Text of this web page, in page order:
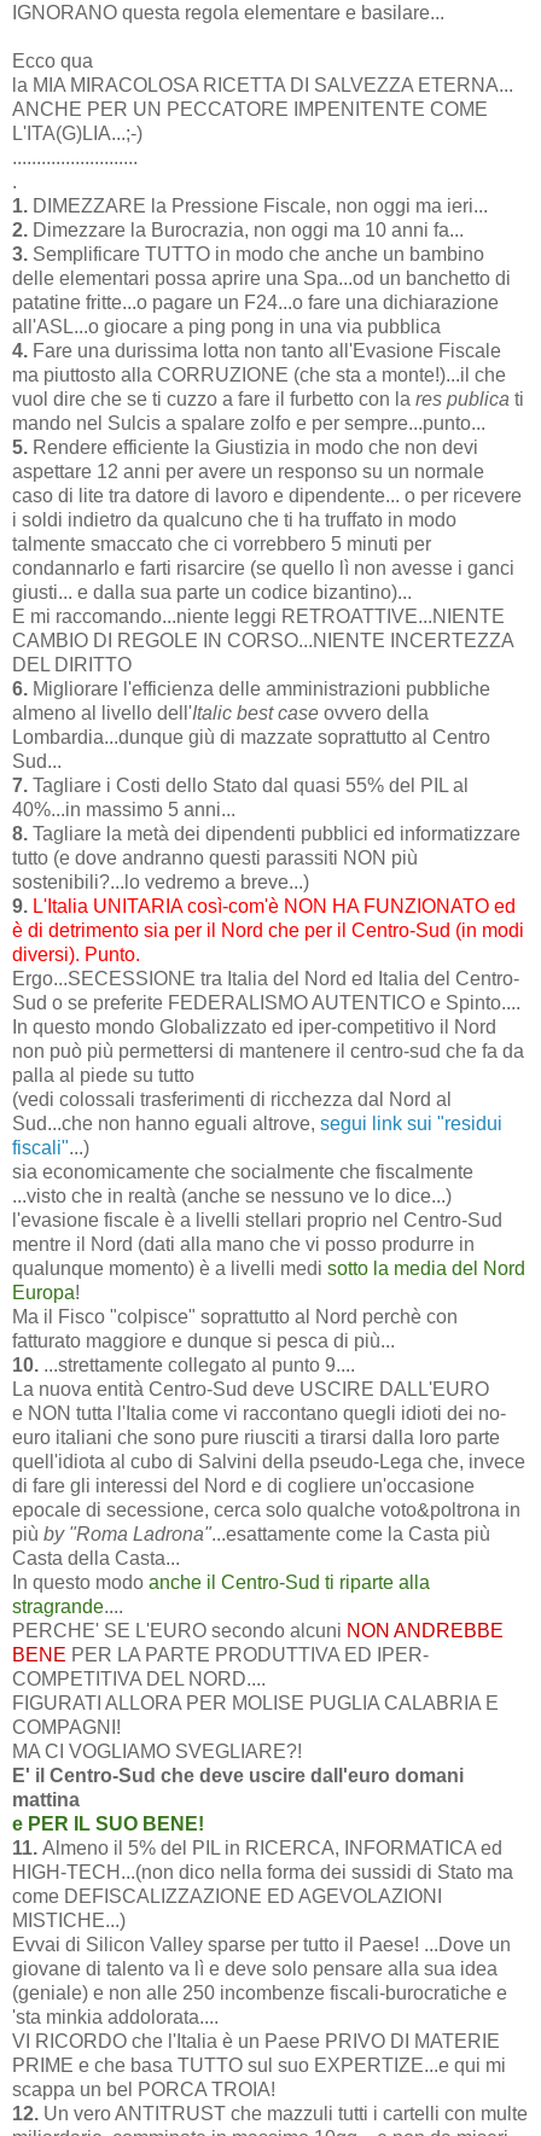
IGNORANO questa regola elementare e basilare...
Ecco qua
la MIA MIRACOLOSA RICETTA DI SALVEZZA ETERNA...
ANCHE PER UN PECCATORE IMPENITENTE COME
L'ITA(G)LIA...;-)
..........................
.
1. DIMEZZARE la Pressione Fiscale, non oggi ma ieri...
2. Dimezzare la Burocrazia, non oggi ma 10 anni fa...
3. Semplificare TUTTO in modo che anche un bambino
delle elementari possa aprire una Spa...od un banchetto di
patatine fritte...o pagare un F24...o fare una dichiarazione
all'ASL...o giocare a ping pong in una via pubblica
4. Fare una durissima lotta non tanto all'Evasione Fiscale
ma piuttosto alla CORRUZIONE (che sta a monte!)...il che
vuol dire che se ti cuzzo a fare il furbetto con la res publica ti
mando nel Sulcis a spalare zolfo e per sempre...punto...
5. Rendere efficiente la Giustizia in modo che non devi
aspettare 12 anni per avere un responso su un normale
caso di lite tra datore di lavoro e dipendente... o per ricevere
i soldi indietro da qualcuno che ti ha truffato in modo
talmente smaccato che ci vorrebbero 5 minuti per
condannarlo e farti risarcire (se quello lì non avesse i ganci
giusti... e dalla sua parte un codice bizantino)...
E mi raccomando...niente leggi RETROATTIVE...NIENTE
CAMBIO DI REGOLE IN CORSO...NIENTE INCERTEZZA
DEL DIRITTO
6. Migliorare l'efficienza delle amministrazioni pubbliche
almeno al livello dell'Italic best case ovvero della
Lombardia...dunque giù di mazzate soprattutto al Centro
Sud...
7. Tagliare i Costi dello Stato dal quasi 55% del PIL al
40%...in massimo 5 anni...
8. Tagliare la metà dei dipendenti pubblici ed informatizzare
tutto (e dove andranno questi parassiti NON più
sostenibili?...lo vedremo a breve...)
9. L'Italia UNITARIA così-com'è NON HA FUNZIONATO ed
è di detrimento sia per il Nord che per il Centro-Sud (in modi
diversi). Punto.
Ergo...SECESSIONE tra Italia del Nord ed Italia del Centro-
Sud o se preferite FEDERALISMO AUTENTICO e Spinto....
In questo mondo Globalizzato ed iper-competitivo il Nord
non può più permettersi di mantenere il centro-sud che fa da
palla al piede su tutto
(vedi colossali trasferimenti di ricchezza dal Nord al
Sud...che non hanno eguali altrove, segui link sui "residui
fiscali"...)
sia economicamente che socialmente che fiscalmente
...visto che in realtà (anche se nessuno ve lo dice...)
l'evasione fiscale è a livelli stellari proprio nel Centro-Sud
mentre il Nord (dati alla mano che vi posso produrre in
qualunque momento) è a livelli medi sotto la media del Nord
Europa!
Ma il Fisco "colpisce" soprattutto al Nord perchè con
fatturato maggiore e dunque si pesca di più...
10. ...strettamente collegato al punto 9....
La nuova entità Centro-Sud deve USCIRE DALL'EURO
e NON tutta l'Italia come vi raccontano quegli idioti dei no-
euro italiani che sono pure riusciti a tirarsi dalla loro parte
quell'idiota al cubo di Salvini della pseudo-Lega che, invece
di fare gli interessi del Nord e di cogliere un'occasione
epocale di secessione, cerca solo qualche voto&poltrona in
più by "Roma Ladrona"...esattamente come la Casta più
Casta della Casta...
In questo modo anche il Centro-Sud ti riparte alla
stragrande....
PERCHE' SE L'EURO secondo alcuni NON ANDREBBE
BENE PER LA PARTE PRODUTTIVA ED IPER-
COMPETITIVA DEL NORD....
FIGURATI ALLORA PER MOLISE PUGLIA CALABRIA E
COMPAGNI!
MA CI VOGLIAMO SVEGLIARE?!
E' il Centro-Sud che deve uscire dall'euro domani
mattina
e PER IL SUO BENE!
11. Almeno il 5% del PIL in RICERCA, INFORMATICA ed
HIGH-TECH...(non dico nella forma dei sussidi di Stato ma
come DEFISCALIZZAZIONE ED AGEVOLAZIONI
MISTICHE...)
Evvai di Silicon Valley sparse per tutto il Paese! ...Dove un
giovane di talento va lì e deve solo pensare alla sua idea
(geniale) e non alle 250 incombenze fiscali-burocratiche e
'sta minkia addolorata....
VI RICORDO che l'Italia è un Paese PRIVO DI MATERIE
PRIME e che basa TUTTO sul suo EXPERTIZE...e qui mi
scappa un bel PORCA TROIA!
12. Un vero ANTITRUST che mazzuli tutti i cartelli con multe